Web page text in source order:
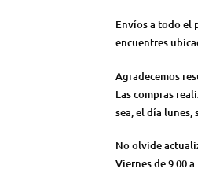
Envíos a todo el
encuentres
Agradecemos
Las compras
sea, el día
No olvide
Viernes de 9:00